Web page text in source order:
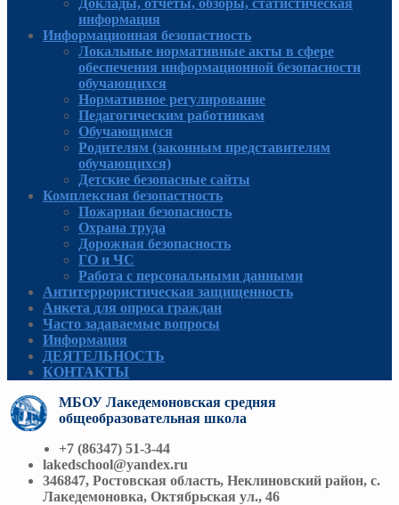
Доклады, отчеты, обзоры, статистическая
информация
Информационная безопастность
Локальные нормативные акты в сфере
обеспечения информационной безопасности
обучающихся
Нормативное регулирование
Педагогическим работникам
Обучающимся
Родителям (законным представителям
обучающихся)
Детские безопасные сайты
Комплексная безопастность
Пожарная безопасность
Охрана труда
Дорожная безопасность
ГО и ЧС
Работа с персональными данными
Антитеррористическая защищенность
Анкета для опроса граждан
Часто задаваемые вопросы
Информация
ДЕЯТЕЛЬНОСТЬ
КОНТАКТЫ
МБОУ Лакедемоновская средняя
общеобразовательная школа
+7 (86347) 51-3-44
lakedschool@yandex.ru
346847, Ростовская область, Неклиновский район, с.
Лакедемоновка, Октябрьская ул., 46